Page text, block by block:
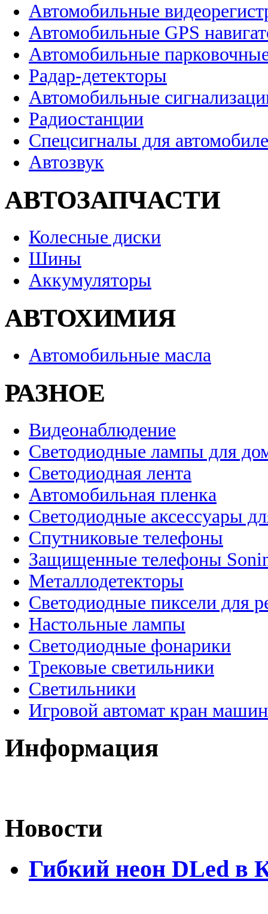
Автомобильные
Автомобильные GPS
Автомобильные
Радар-детекторы
Автомобильные
Радиостанции
Спецсигналы для
Автозвук
АВТОЗАПЧАСТИ
Колесные диски
Шины
Аккумуляторы
АВТОХИМИЯ
Автомобильные масла
РАЗНОЕ
Видеонаблюдение
Светодиодные лампы для
Светодиодная лента
Автомобильная пленка
Светодиодные аксессуары
Спутниковые телефоны
Защищенные телефоны
Металлодетекторы
Светодиодные пиксели для
Настольные лампы
Светодиодные фонарики
Трековые светильники
Светильники
Игровой автомат кран
Информация
Новости
Гибкий неон DLed в